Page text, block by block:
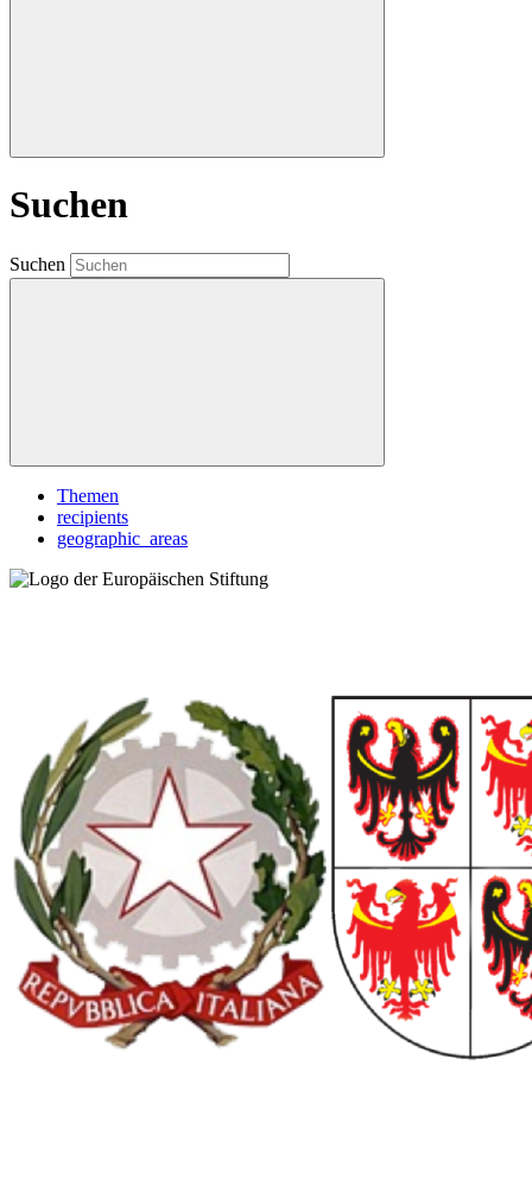
Suchen
Suchen
Themen
recipients
geographic_areas